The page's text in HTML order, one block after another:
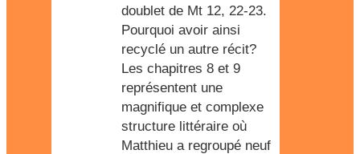
doublet de Mt 12, 22-23.
Pourquoi avoir ainsi
recyclé un autre récit?
Les chapitres 8 et 9
représentent une
magnifique et complexe
structure littéraire où
Matthieu a regroupé neuf